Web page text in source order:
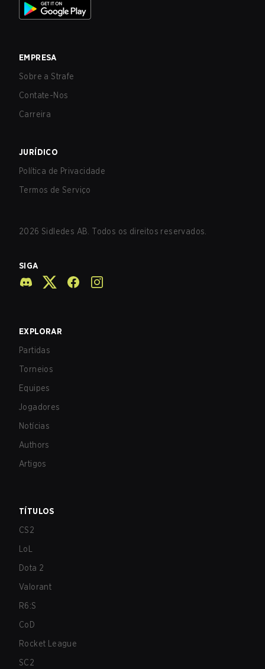
EMPRESA
Sobre a Strafe
Contate-Nos
Carreira
JURÍDICO
Política de Privacidade
Termos de Serviço
2026 Sidledes AB. Todos os direitos reservados.
SIGA
EXPLORAR
Partidas
Torneios
Equipes
Jogadores
Notícias
Authors
Artigos
TÍTULOS
CS2
LoL
Dota 2
Valorant
R6:S
CoD
Rocket League
SC2